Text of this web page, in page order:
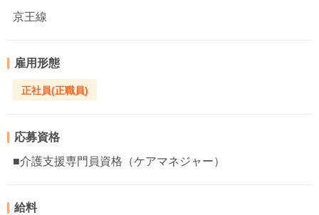
京王線
雇用形態
正社員(正職員)
応募資格
■介護支援専門員資格（ケアマネジャー）
給料